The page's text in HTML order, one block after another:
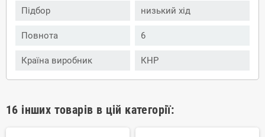
Підбор низький хід
Повнота 6
Країна виробник КНР
16 інших товарів в цій категорії: